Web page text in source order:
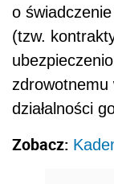
o
(tzw.
zdrowotnemu
działalności
Zobacz: